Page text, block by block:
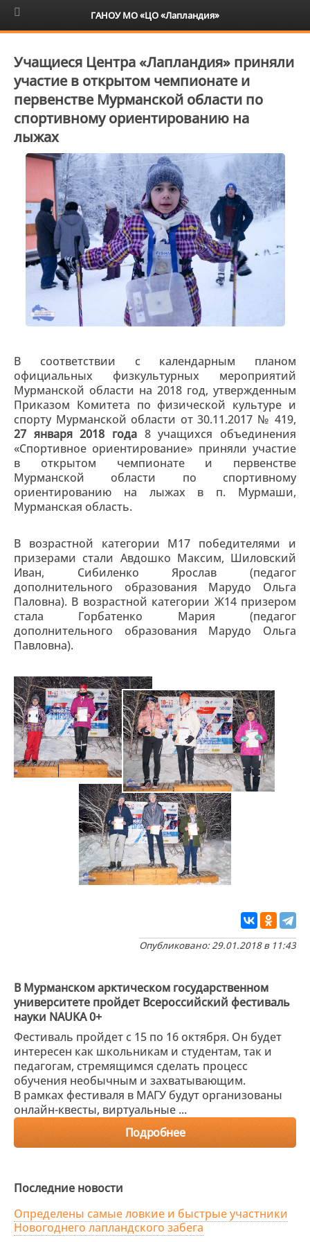
6+
Учащиеся Центра «Лапландия» приняли
участие в открытом чемпионате и
первенстве Мурманской области по
спортивному ориентированию на
лыжах
В соответствии с календарным планом
официальных физкультурных мероприятий
Мурманской области на 2018 год, утвержденным
Приказом Комитета по физической культуре и
спорту Мурманской области от 30.11.2017 № 419,
27 января 2018 года 8 учащихся объединения
«Спортивное ориентирование» приняли участие
в открытом чемпионате и первенстве
Мурманской области по спортивному
ориентированию на лыжах в п. Мурмаши,
Мурманская область.
В возрастной категории М17 победителями и
призерами стали Авдошко Максим, Шиловский
Иван, Сибиленко Ярослав (педагог
дополнительного образования Марудо Ольга
Паловна). В возрастной категории Ж14 призером
стала Горбатенко Мария (педагог
дополнительного образования Марудо Ольга
Павловна).
Опубликовано: 29.01.2018 в 11:43
В Мурманском арктическом государственном
университете пройдет Всероссийский фестиваль
науки NAUKA 0+
Фестиваль пройдет с 15 по 16 октября. Он будет
интересен как школьникам и студентам, так и
педагогам, стремящимся сделать процесс
обучения необычным и захватывающим.
В рамках фестиваля в МАГУ будут организованы
онлайн-квесты, виртуальные ...
Подробнее
Последние новости
Определены самые ловкие и быстрые участники
Новогоднего лапландского забега
ГАНОУ МО «ЦО «Лапландия»